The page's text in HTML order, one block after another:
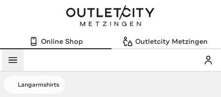
Online Shop Outletcity Metzingen
Menü
Langarmshirts